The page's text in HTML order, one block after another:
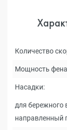
Количество
Мощность
Насадки:
для бережного
направленный